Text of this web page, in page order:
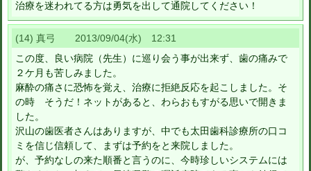
治療を迷われてる方は勇気を出して通院してください！
(14) 真弓 2013/09/04(水) 12:31
この度、良い病院（先生）に巡り会う事が出来ず、歯の痛みで
２ケ月も苦しみました。
麻酔の痛さに恐怖を覚え、治療に拒絶反応を起こしました。そ
の時 そうだ！ネットがあると、わらおもすがる思いで開きま
した。
沢山の歯医者さんはありますが、中でも太田歯科診療所の口コ
ミを信じ信頼して、まずは予約をと来院しました。
が、予約なしの来た順番と言うのに、今時珍しいシステムには